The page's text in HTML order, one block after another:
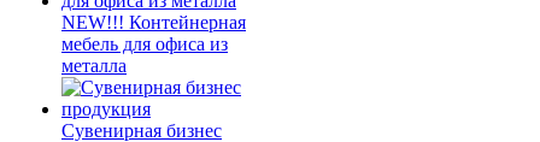
NEW!!! Контейнерная
мебель для офиса из
металла
Сувенирная бизнес